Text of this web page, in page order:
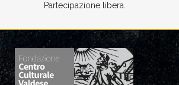
Partecipazione libera.